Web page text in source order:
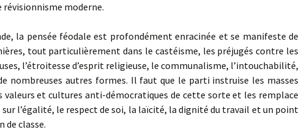
moderne.
la pensée féodale est profondément enracinée et se manifeste de
tout particulièrement dans le castéisme, les préjugés contre les
l’étroitesse d’esprit religieuse, le communalisme, l’intouchabilité,
nombreuses autres formes. Il faut que le parti instruise les masses
et cultures anti-démocratiques de cette sorte et les remplace
sur l’égalité, le respect de soi, la laïcité, la dignité du travail et un point
de classe.